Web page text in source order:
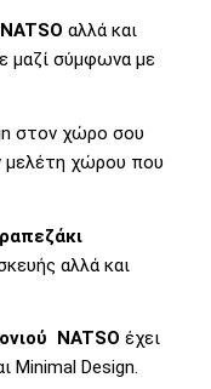
αλλά και
μαζί σύμφωνα με
στον χώρο σου
μελέτη χώρου που
αλλά και
NATSO έχει
Minimal Design.